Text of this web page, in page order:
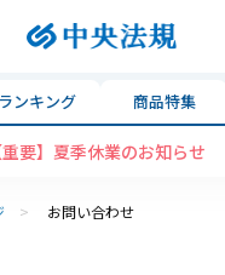
ランキング 商品特集
重要】夏季休業のお知らせ
> お問い合わせ